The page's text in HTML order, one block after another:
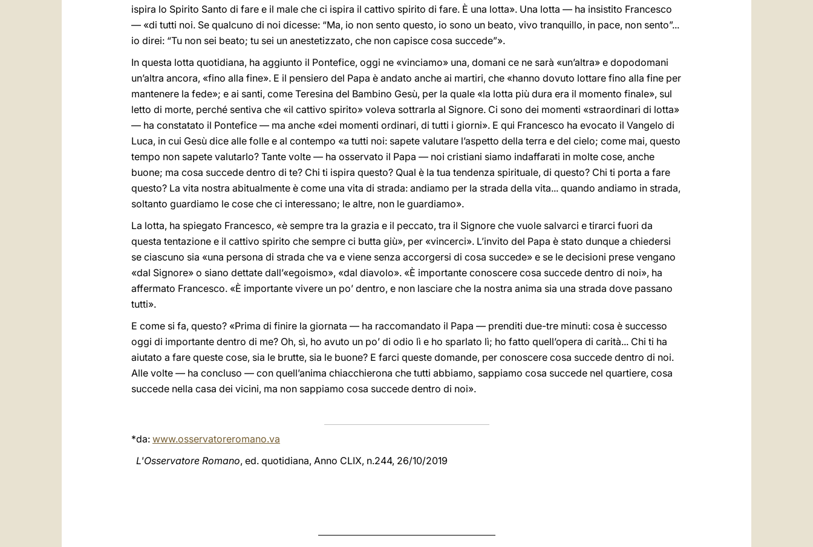
ispira lo Spirito Santo di fare e il male che ci ispira il cattivo spirito di fare. È una lotta». Una lotta — ha insistito Francesco
— «di tutti noi. Se qualcuno di noi dicesse: “Ma, io non sento questo, io sono un beato, vivo tranquillo, in pace, non sento”...
io direi: “Tu non sei beato; tu sei un anestetizzato, che non capisce cosa succede”».
In questa lotta quotidiana, ha aggiunto il Pontefice, oggi ne «vinciamo» una, domani ce ne sarà «un’altra» e dopodomani
un’altra ancora, «fino alla fine». E il pensiero del Papa è andato anche ai martiri, che «hanno dovuto lottare fino alla fine per
mantenere la fede»; e ai santi, come Teresina del Bambino Gesù, per la quale «la lotta più dura era il momento finale», sul
letto di morte, perché sentiva che «il cattivo spirito» voleva sottrarla al Signore. Ci sono dei momenti «straordinari di lotta»
— ha constatato il Pontefice — ma anche «dei momenti ordinari, di tutti i giorni». E qui Francesco ha evocato il Vangelo di
Luca, in cui Gesù dice alle folle e al contempo «a tutti noi: sapete valutare l’aspetto della terra e del cielo; come mai, questo
tempo non sapete valutarlo? Tante volte — ha osservato il Papa — noi cristiani siamo indaffarati in molte cose, anche
buone; ma cosa succede dentro di te? Chi ti ispira questo? Qual è la tua tendenza spirituale, di questo? Chi ti porta a fare
questo? La vita nostra abitualmente è come una vita di strada: andiamo per la strada della vita... quando andiamo in strada,
soltanto guardiamo le cose che ci interessano; le altre, non le guardiamo».
La lotta, ha spiegato Francesco, «è sempre tra la grazia e il peccato, tra il Signore che vuole salvarci e tirarci fuori da
questa tentazione e il cattivo spirito che sempre ci butta giù», per «vincerci». L’invito del Papa è stato dunque a chiedersi
se ciascuno sia «una persona di strada che va e viene senza accorgersi di cosa succede» e se le decisioni prese vengano
«dal Signore» o siano dettate dall’«egoismo», «dal diavolo». «È importante conoscere cosa succede dentro di noi», ha
affermato Francesco. «È importante vivere un po’ dentro, e non lasciare che la nostra anima sia una strada dove passano
tutti».
E come si fa, questo? «Prima di finire la giornata — ha raccomandato il Papa — prenditi due-tre minuti: cosa è successo
oggi di importante dentro di me? Oh, sì, ho avuto un po’ di odio lì e ho sparlato lì; ho fatto quell’opera di carità... Chi ti ha
aiutato a fare queste cose, sia le brutte, sia le buone? E farci queste domande, per conoscere cosa succede dentro di noi.
Alle volte — ha concluso — con quell’anima chiacchierona che tutti abbiamo, sappiamo cosa succede nel quartiere, cosa
succede nella casa dei vicini, ma non sappiamo cosa succede dentro di noi».
*da: www.osservatoreromano.va
L'Osservatore Romano, ed. quotidiana, Anno CLIX, n.244, 26/10/2019